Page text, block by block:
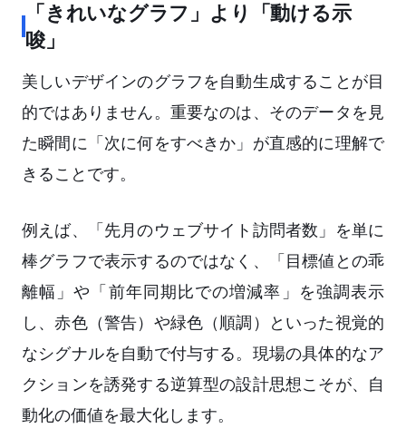
「きれいなグラフ」より「動ける示
唆」
美しいデザインのグラフを自動生成することが目
的ではありません。重要なのは、そのデータを見
た瞬間に「次に何をすべきか」が直感的に理解で
きることです。
例えば、「先月のウェブサイト訪問者数」を単に
棒グラフで表示するのではなく、「目標値との乖
離幅」や「前年同期比での増減率」を強調表示
し、赤色（警告）や緑色（順調）といった視覚的
なシグナルを自動で付与する。現場の具体的なア
クションを誘発する逆算型の設計思想こそが、自
動化の価値を最大化します。